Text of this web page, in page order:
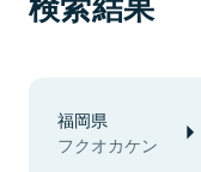
福岡県
フクオカケン